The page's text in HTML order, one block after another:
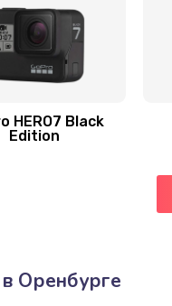
HERO7 Black
Edition
Оренбурге